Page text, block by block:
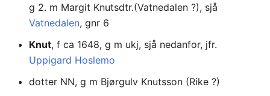
g 2. m Margit Knutsdtr.(Vatnedalen ?), sjå
Vatnedalen, gnr 6
Knut, f ca 1648, g m ukj, sjå nedanfor, jfr.
Uppigard Hoslemo
dotter NN, g m Bjørgulv Knutsson (Rike ?)